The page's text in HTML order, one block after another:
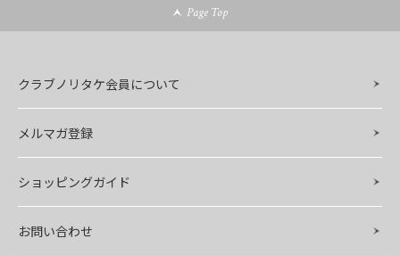
Page Top
クラブノリタケ会員について
メルマガ登録
ショッピングガイド
お問い合わせ